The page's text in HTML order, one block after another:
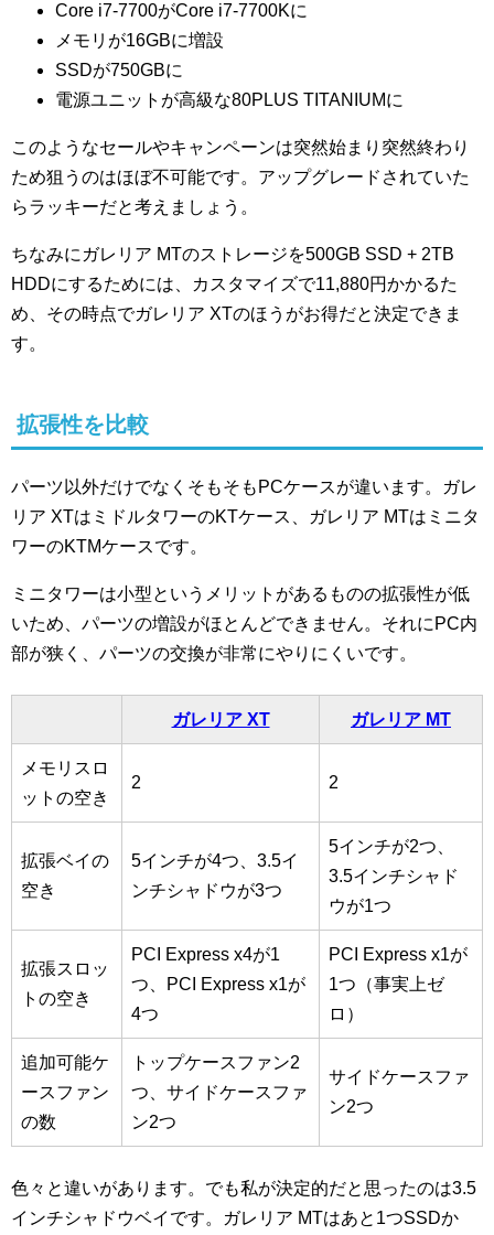
Core i7-7700がCore i7-7700Kに
メモリが16GBに増設
SSDが750GBに
電源ユニットが高級な80PLUS TITANIUMに
このようなセールやキャンペーンは突然始まり突然終わり
ため狙うのはほぼ不可能です。アップグレードされていた
らラッキーだと考えましょう。
ちなみにガレリア MTのストレージを500GB SSD + 2TB
HDDにするためには、カスタマイズで11,880円かかるた
め、その時点でガレリア XTのほうがお得だと決定できま
す。
拡張性を比較
パーツ以外だけでなくそもそもPCケースが違います。ガレ
リア XTはミドルタワーのKTケース、ガレリア MTはミニタ
ワーのKTMケースです。
ミニタワーは小型というメリットがあるものの拡張性が低
いため、パーツの増設がほとんどできません。それにPC内
部が狭く、パーツの交換が非常にやりにくいです。
ガレリア XT ガレリア MT
メモリスロ
ットの空き
2 2
拡張ベイの
空き
5インチが4つ、3.5イ
ンチシャドウが3つ
5インチが2つ、
3.5インチシャド
ウが1つ
拡張スロッ
トの空き
PCI Express x4が1
つ、PCI Express x1が
4つ
PCI Express x1が
1つ（事実上ゼ
ロ）
追加可能ケ
ースファン
の数
トップケースファン2
つ、サイドケースファ
ン2つ
サイドケースファ
ン2つ
色々と違いがあります。でも私が決定的だと思ったのは3.5
インチシャドウベイです。ガレリア MTはあと1つSSDか